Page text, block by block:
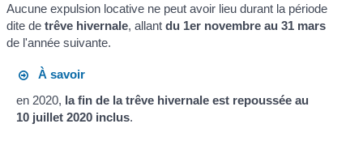
Aucune expulsion locative ne peut avoir lieu durant la période
dite detrêve hivernale, allantdu 1er novembre au 31 mars
de l'année suivante.
À savoir
en 2020, la fin de la trêve hivernale est repoussée au
10 juillet 2020 inclus.